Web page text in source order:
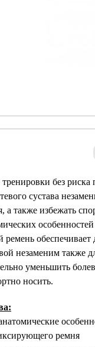
без риска
сустава
а также избежать
незаменим также
уменьшить
носить.
ремня